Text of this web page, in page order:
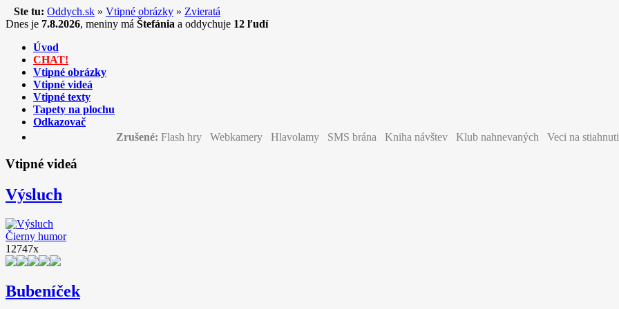
Ste tu: Oddych.sk » Vtipné obrázky » Zvieratá
Dnes je 7.8.2026, meniny má Štefánia a oddychuje 12 ľudí
Úvod
CHAT!
Vtipné obrázky
Vtipné videá
Vtipné texty
Tapety na plochu
Odkazovač
Zrušené: Flash hry Webkamery Hlavolamy SMS brána Kniha návštev Klub nahnevaných Veci na
Vtipné videá
Výsluch
Čierny humor
12747x
Bubeníček